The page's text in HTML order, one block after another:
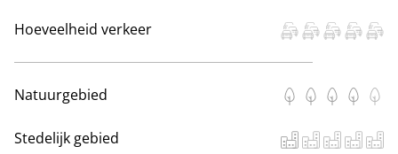
Hoeveelheid verkeer
Natuurgebied
Stedelijk gebied